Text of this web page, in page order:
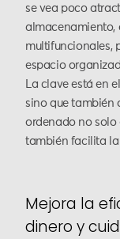
se vea poco
almacenamiento,
multifuncionales,
espacio
La clave está en
sino que también
ordenado no solo
también facilita la
Mejora la
dinero y